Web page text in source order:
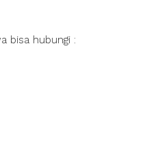
bisa hubungi :